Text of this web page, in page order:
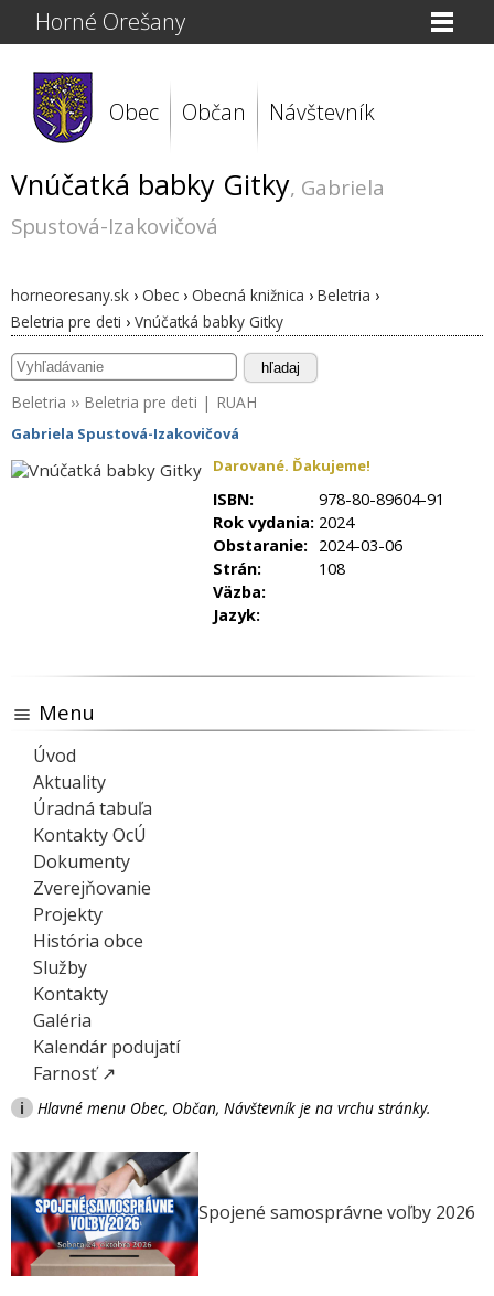
Horné Orešany
Obec Občan Návštevník
Vnúčatká babky Gitky, Gabriela
Spustová-Izakovičová
horneoresany.sk › Obec › Obecná knižnica › Beletria ›
Beletria pre deti › Vnúčatká babky Gitky
hľadaj
Beletria ›› Beletria pre deti | RUAH
Gabriela Spustová-Izakovičová
Darované. Ďakujeme!
ISBN:
978-80-89604-91
Rok vydania: 2024
Obstaranie: 2024-03-06
Strán:
108
Väzba:
Jazyk:
Menu
Úvod
Aktuality
Úradná tabuľa
Kontakty OcÚ
Dokumenty
Zverejňovanie
Projekty
História obce
Služby
Kontakty
Galéria
Kalendár podujatí
Farnosť ↗
i Hlavné menu Obec, Občan, Návštevník je na vrchu stránky.
Spojené samosprávne voľby 2026